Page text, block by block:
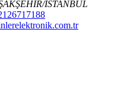
İSTANBUL